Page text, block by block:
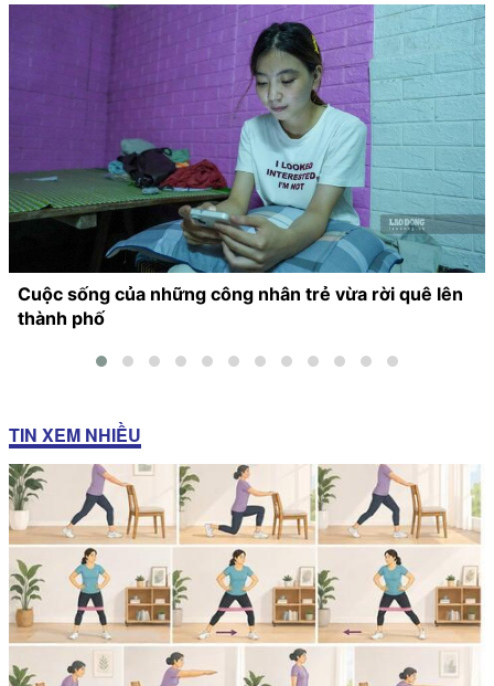
Cuộc sống của những công nhân trẻ vừa rời quê lên
thành phố
TIN XEM NHIỀU